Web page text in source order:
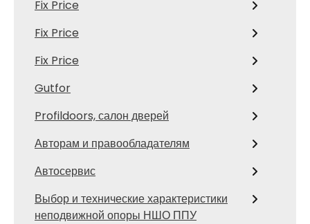
Fix Price
Fix Price
Fix Price
Gutfor
Profildoors, салон дверей
Авторам и правообладателям
Автосервис
Выбор и технические характеристики
неподвижной опоры НШО ППУ